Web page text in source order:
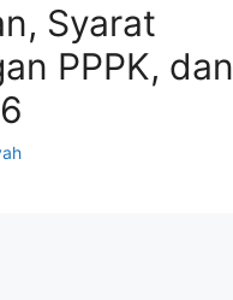
Syarat
PPPK, dan